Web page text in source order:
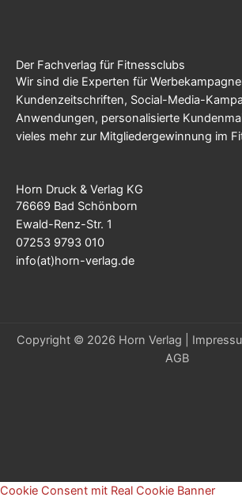
Der Fachverlag für Fitnessclubs
Wir sind die Experten für
Kundenzeitschriften, Social-Media-
Anwendungen, personalisierte
vieles mehr zur Mitgliedergewinnung im
Horn Druck & Verlag KG
76669 Bad Schönborn
Ewald-Renz-Str. 1
07253 9793 010
info(at)horn-verlag.de
Copyright © 2026 Horn Verlag |
AGB
Cookie Consent mit Real Cookie Banner